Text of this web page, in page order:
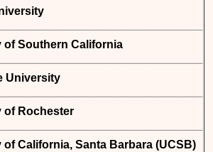
of Southern California
University
of Rochester
of California, Santa Barbara (UCSB)